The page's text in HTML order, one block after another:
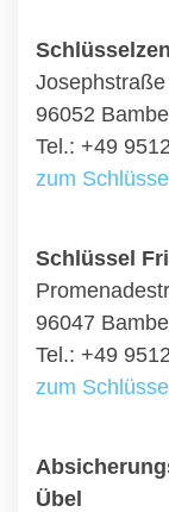
96052
Tel.: +49
zum
Schlüssel
96047
Tel.: +49
zum
Übel